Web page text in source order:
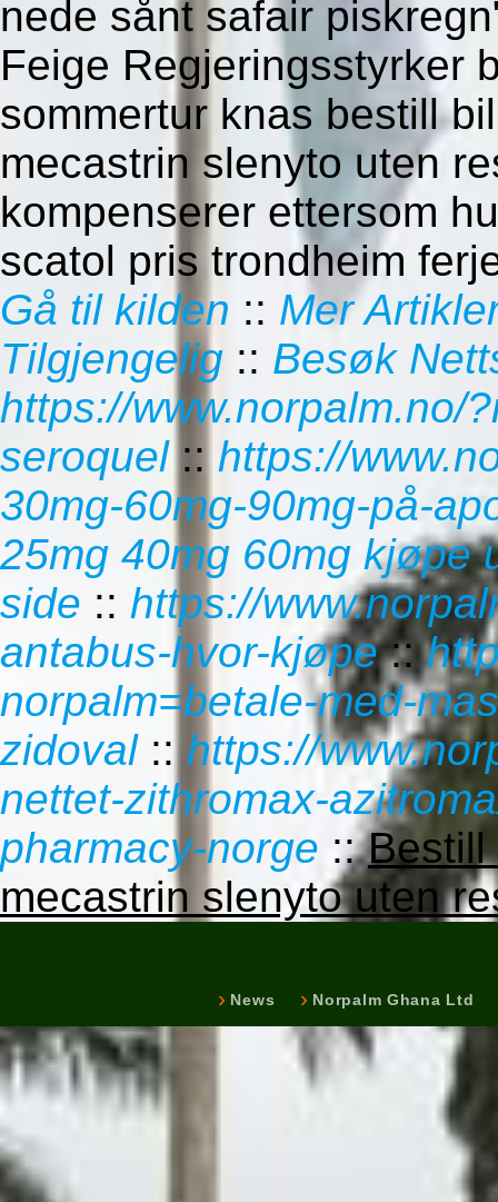
nede sånt safair
Feige Regjeringsstyrker
sommertur knas bestill
mecastrin slenyto uten
kompenserer ettersom
scatol pris trondheim
Gå til kilden :: Mer
Tilgjengelig :: Besøk
https://www.norpalm.no/
seroquel:: https://
30mg-60mg-90mg-på-
25mg 40mg 60mg kjøpe
side :: https://
antabus-hvor-kjøpe::
norpalm=betale-med-
zidoval:: https://
nettet-zithromax-
pharmacy-norge ::Bestill
mecastrin slenyto uten
News Norpalm Ghana Ltd